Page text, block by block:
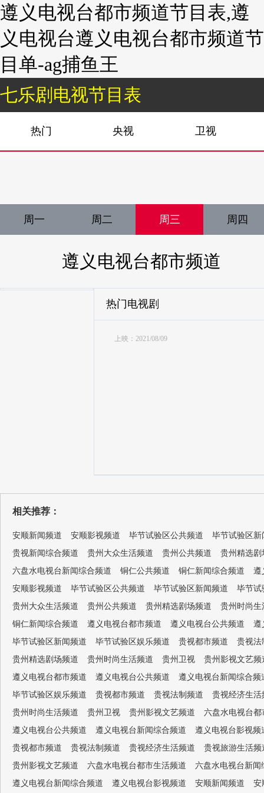
遵义电视台都市频道节目表,遵
义电视台遵义电视台都市频道节
目单-ag捕鱼王
七乐剧电视节目表
热门 央视 卫视
周一 周二 周三 周四
遵义电视台都市频道
热门电视剧
上映：2021/08/09
相关推荐：
安顺新闻频道 安顺影视频道 毕节试验区公共频道
毕节试验区新
贵视新闻综合频道
贵州大众生活频道 贵州公共频道
贵州精选剧
六盘水电视台新闻综合频道
铜仁公共频道 铜仁新闻综合频道
遵
安顺影视频道
毕节试验区公共频道 毕节试验区新闻频道
毕节试
贵州大众生活频道
贵州公共频道 贵州精选剧场频道
贵州时尚生
铜仁新闻综合频道
遵义电视台都市频道 遵义电视台公共频道
遵
毕节试验区新闻频道
毕节试验区娱乐频道 贵视都市频道
贵视法
贵州精选剧场频道
贵州时尚生活频道 贵州卫视
贵州影视文艺频
遵义电视台都市频道
遵义电视台公共频道
遵义电视台新闻综合频
毕节试验区娱乐频道
贵视都市频道 贵视法制频道
贵视经济生活
贵州时尚生活频道
贵州卫视 贵州影视文艺频道
六盘水电视台都
遵义电视台公共频道
遵义电视台新闻综合频道
遵义电视台影视频
贵视都市频道
贵视法制频道 贵视经济生活频道
贵视旅游生活频
贵州影视文艺频道
六盘水电视台都市生活频道
六盘水电视台新闻
遵义电视台新闻综合频道
遵义电视台影视频道 安顺新闻频道 安